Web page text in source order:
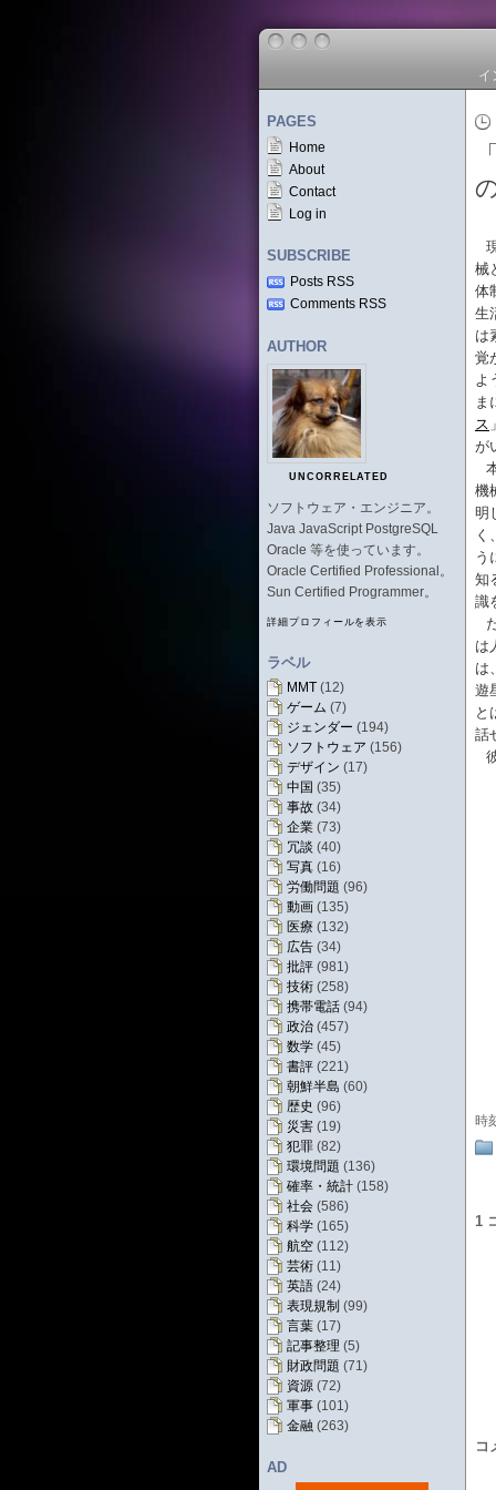
イ
PAGES
Home
About
Contact
Log in
SUBSCRIBE
Posts RSS
Comments RSS
AUTHOR
UNCORRELATED
ソフトウェア・エンジニア。
Java JavaScript PostgreSQL
Oracle 等を使っています。
Oracle Certified Professional。
Sun Certified Programmer。
詳細プロフィールを表示
ラベル
MMT (12)
ゲーム (7)
ジェンダー (194)
ソフトウェア (156)
デザイン (17)
中国 (35)
事故 (34)
企業 (73)
冗談 (40)
写真 (16)
労働問題 (96)
動画 (135)
医療 (132)
広告 (34)
批評 (981)
技術 (258)
携帯電話 (94)
政治 (457)
数学 (45)
書評 (221)
朝鮮半島 (60)
歴史 (96)
災害 (19)
犯罪 (82)
環境問題 (136)
確率・統計 (158)
社会 (586)
科学 (165)
航空 (112)
芸術 (11)
英語 (24)
表現規制 (99)
言葉 (17)
記事整理 (5)
財政問題 (71)
資源 (72)
軍事 (101)
金融 (263)
AD
械
体
生
は
覚
よ
ま
ス
が
機
明
く
う
知
識
は
は
遊
と
話
時
1
コ